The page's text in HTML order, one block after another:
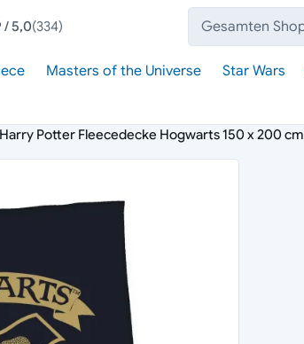
/ 5,0(334)
Suche:
Masters of the Universe Star Wars
Harry Potter Fleecedecke Hogwarts 150 x 200 cm